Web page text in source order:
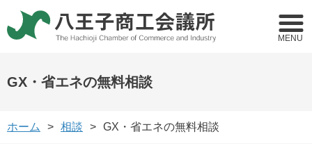
MENU
GX・省エネの無料相談
ホーム 相談 GX・省エネの無料相談